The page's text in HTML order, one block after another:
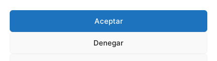
Aceptar
Denegar